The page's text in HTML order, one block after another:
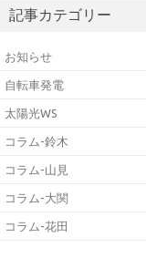
記事カテゴリー
お知らせ
自転車発電
太陽光WS
コラム-鈴木
コラム-山見
コラム-大関
コラム-花田